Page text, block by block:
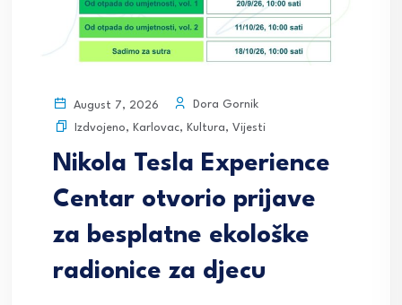
August 7, 2026
Dora Gornik
Izdvojeno, Karlovac, Kultura, Vijesti
Nikola Tesla Experience
Centar otvorio prijave
za besplatne ekološke
radionice za djecu